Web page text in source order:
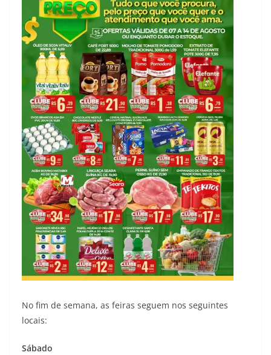
No fim de semana, as feiras seguem nos seguintes
locais:
Sábado